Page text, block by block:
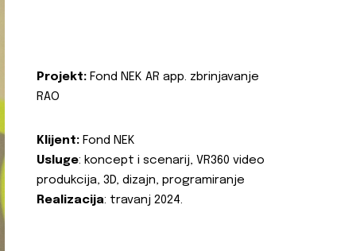
Projekt: Fond NEK AR app. zbrinjavanje
RAO
Klijent: Fond NEK
Usluge: koncept i scenarij, VR360 video
produkcija, 3D, dizajn, programiranje
Realizacija: travanj 2024.